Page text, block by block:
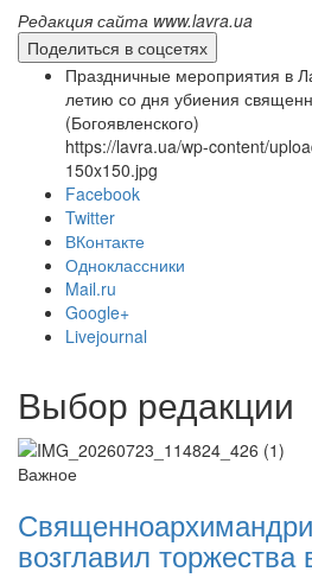
12 сентября 2015Название
12 сентября 2015Название
12 сентября 2015Название
12 сентября 2015Название
12 сентября 2015Название
12 сентября 2015Название
Перейти к архиву
Редакция сайта www.lavra.ua
Поделиться в соцсетях
Праздничные мероприятия в
летию со дня убиения
(Богоявленского)
https://lavra.ua/wp-content/
150x150.jpg
Facebook
Twitter
ВКонтакте
Одноклассники
Mail.ru
Google+
Livejournal
Выбор редакции
Важное
возглавил торжества